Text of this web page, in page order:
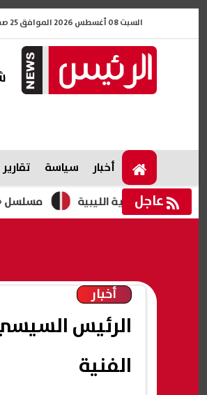
السبت 08 أغسطس 2026 الموافق 25 صفر 1448
أخبار سياسة تقارير
عاجل مسلسل «بين الليبية
أخبار
الرئيس السيسي
الفنية